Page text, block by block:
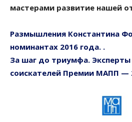
мастерами развитие нашей
Размышления Константина
номинантах 2016 года. .
За шаг до триумфа. Эксперты
соискателей Премии МАПП —